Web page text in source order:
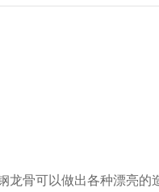
骨可以做出各种漂亮的